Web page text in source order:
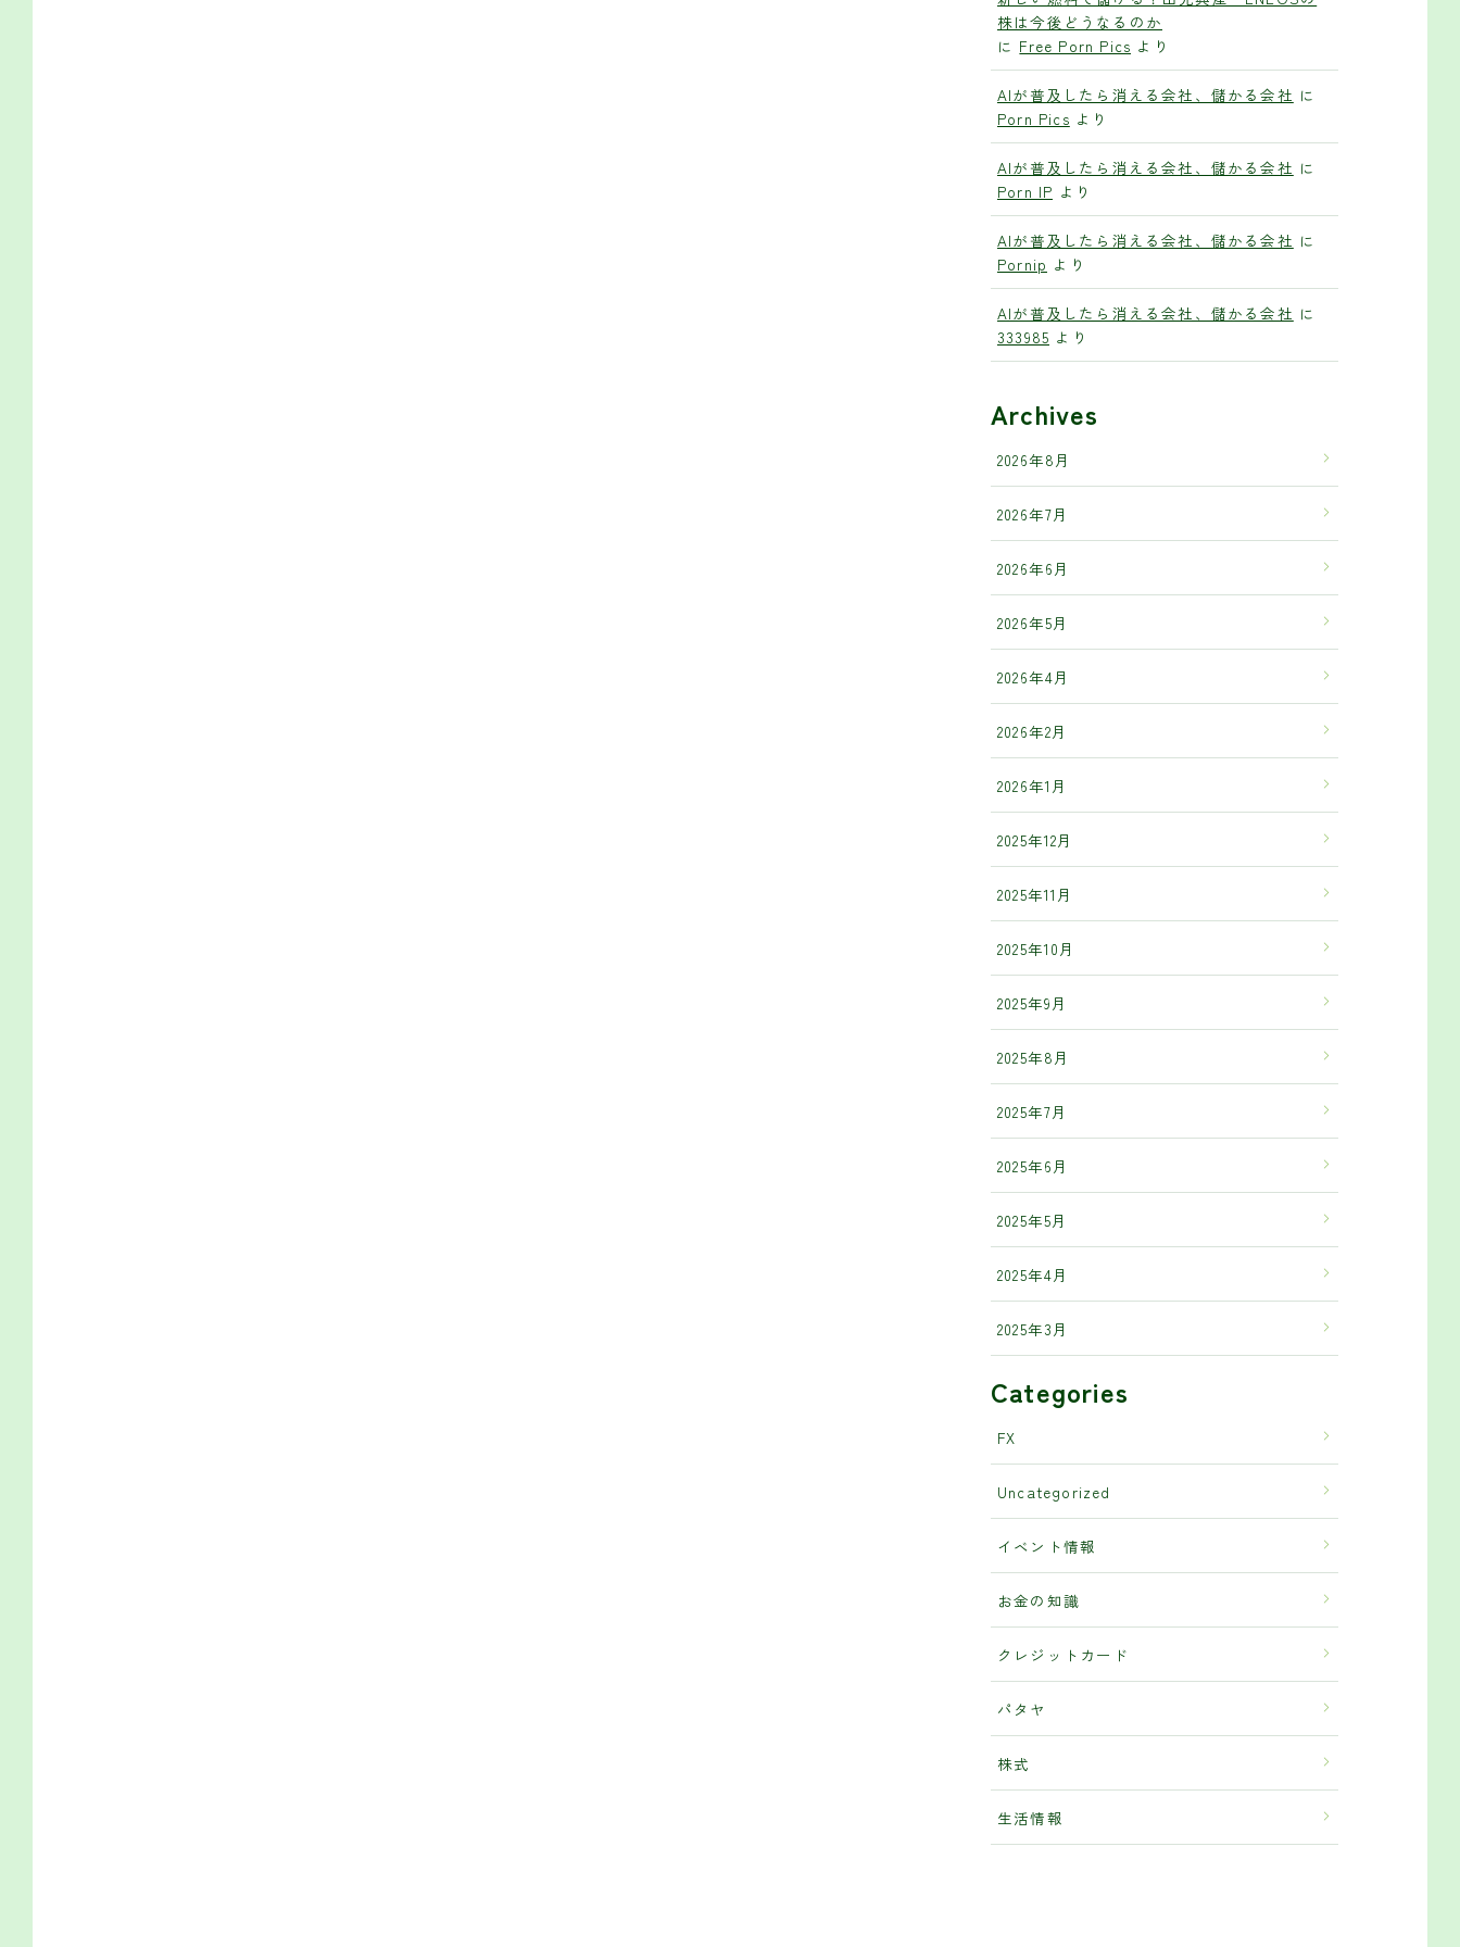
株は今後どうなるのか
に Free Porn Pics より
AIが普及したら消える会社、儲かる会社 に
Porn Pics より
AIが普及したら消える会社、儲かる会社 に
Porn IP より
AIが普及したら消える会社、儲かる会社 に
Pornip より
AIが普及したら消える会社、儲かる会社 に
333985 より
Archives
2026年8月
2026年7月
2026年6月
2026年5月
2026年4月
2026年2月
2026年1月
2025年12月
2025年11月
2025年10月
2025年9月
2025年8月
2025年7月
2025年6月
2025年5月
2025年4月
2025年3月
Categories
FX
Uncategorized
イベント情報
お金の知識
クレジットカード
パタヤ
株式
生活情報